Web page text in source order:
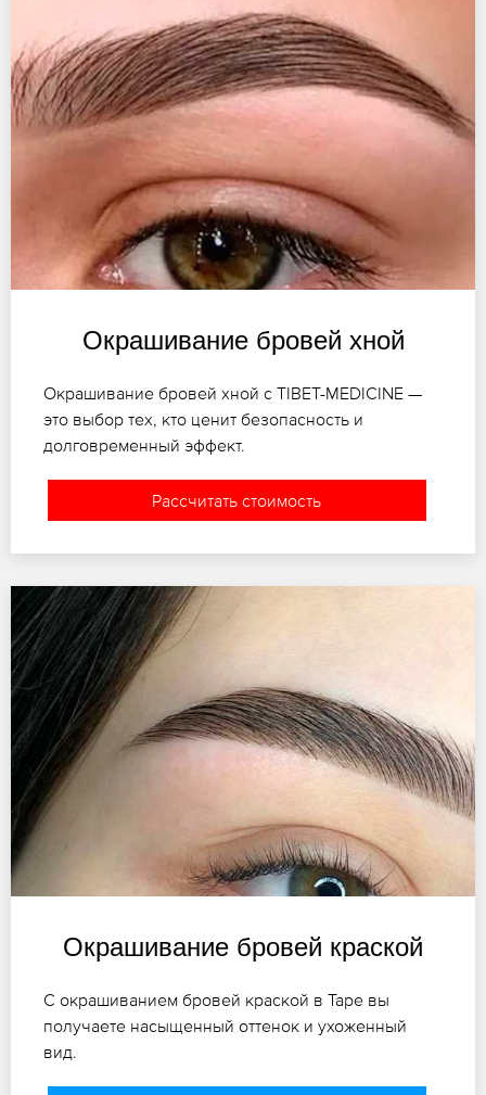
Окрашивание бровей хной
Окрашивание бровей хной с TIBET-MEDICINE —
это выбор тех, кто ценит безопасность и
долговременный эффект.
Рассчитать стоимость
Окрашивание бровей краской
С окрашиванием бровей краской в Таре вы
получаете насыщенный оттенок и ухоженный
вид.